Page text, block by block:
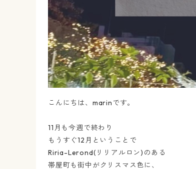
こんにちは、marinです。
11月も今週で終わり
もうすぐ12月ということで
Riria-Lerond(リリアルロン)のある
帯屋町も街中がクリスマス色に、